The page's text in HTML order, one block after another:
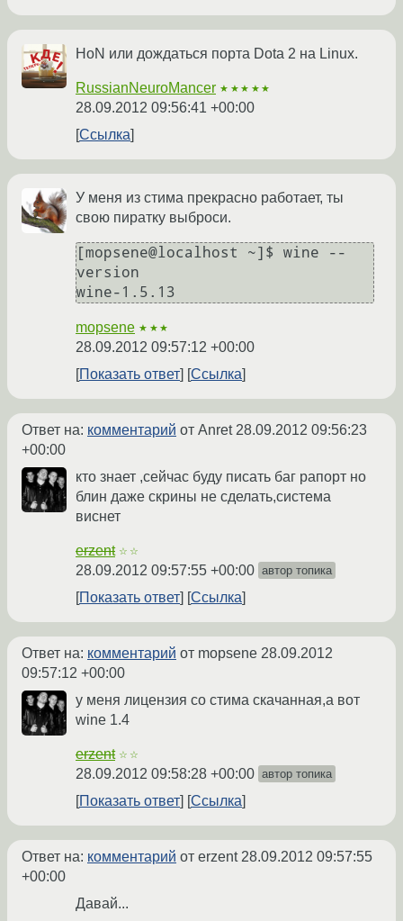
HoN или дождаться порта Dota 2 на Linux.
RussianNeuroMancer ★★★★★
28.09.2012 09:56:41 +00:00
Ссылка
У меня из стима прекрасно работает, ты
свою пиратку выброси.
[mopsene@localhost ~]$ wine --
version
mopsene ★★★
28.09.2012 09:57:12 +00:00
Показать ответ
Ссылка
Ответ на: комментарий от Anret28.09.2012 09:56:23
+00:00
кто знает ,сейчас буду писать баг рапорт но
блин даже скрины не сделать,система
виснет
erzent ☆☆
28.09.2012 09:57:55 +00:00 автор топика
Показать ответ Ссылка
Ответ на: комментарий от mopsene 28.09.2012
09:57:12 +00:00
у меня лицензия со стима скачанная,а вот
wine 1.4
erzent ☆☆
28.09.2012 09:58:28 +00:00 автор топика
Показать ответ Ссылка
Ответ на: комментарий от erzent28.09.2012 09:57:55
+00:00
Давай...